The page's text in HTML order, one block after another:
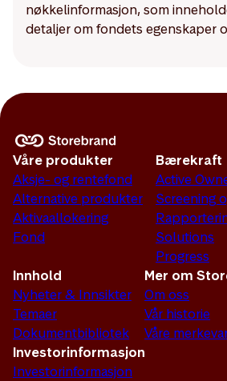
nøkkelinformasjon, som
detaljer om fondets egenskaper
Våre produkter
Aksje- og rentefond
Alternative produkter
Aktivaallokering
Fond
Bærekraft
Active
Screening
Solutions
Progress
Innhold
Nyheter & Innsikter
Temaer
Dokumentbibliotek
Mer om
Om oss
Vår historie
Våre
Investorinformasjon
Investorinformasjon